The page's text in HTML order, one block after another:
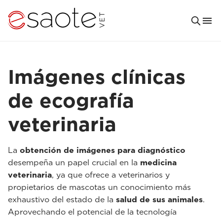
Imágenes clínicas
de ecografía
veterinaria
La obtención de imágenes para diagnóstico
desempeña un papel crucial en la medicina
veterinaria, ya que ofrece a veterinarios y
propietarios de mascotas un conocimiento más
exhaustivo del estado de la salud de sus animales.
Aprovechando el potencial de la tecnología